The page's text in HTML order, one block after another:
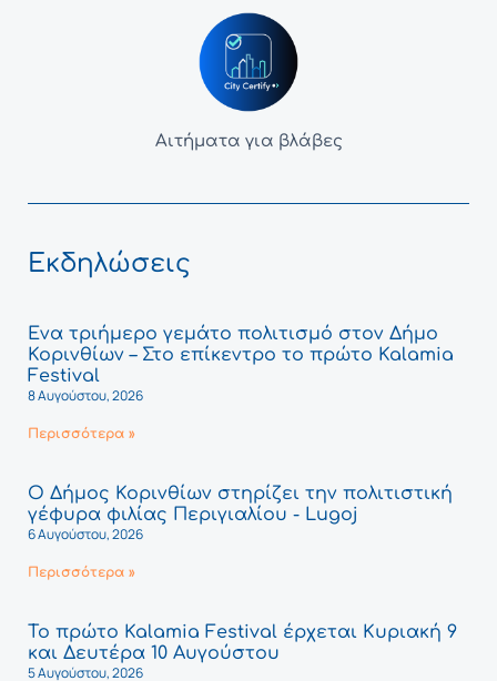
Αιτήματα για βλάβες
Εκδηλώσεις
Ένα τριήμερο γεμάτο πολιτισμό στον Δήμο
Κορινθίων – Στο επίκεντρο το πρώτο Kalamia
Festival
8 Αυγούστου, 2026
Περισσότερα »
Ο Δήμος Κορινθίων στηρίζει την πολιτιστική
γέφυρα φιλίας Περιγιαλίου - Lugoj
6 Αυγούστου, 2026
Περισσότερα »
Το πρώτο Kalamia Festival έρχεται Κυριακή 9
και Δευτέρα 10 Αυγούστου
5 Αυγούστου, 2026